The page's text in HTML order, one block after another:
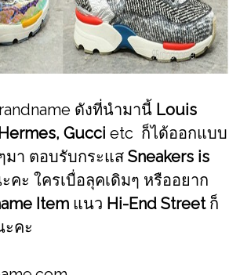
ดังที่นำมานี้ Louis
Gucci etc ก็ได้ออกแบบ
มา ตอบรับกระแส Sneakers is
คะ ใครเบื่อลุคเดิมๆ หรืออยาก
Item แนว Hi-End Streetก็
คะ